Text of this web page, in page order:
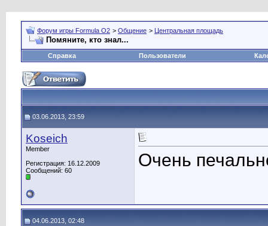
Форум игры Formula O2 > Общение > Центральная площадь
Помяните, кто знал...
Справка Пользователи
03.06.2013, 23:59
Koseich
Member
Регистрация: 16.12.2009
Сообщений: 60
Очень
04.06.2013, 02:48